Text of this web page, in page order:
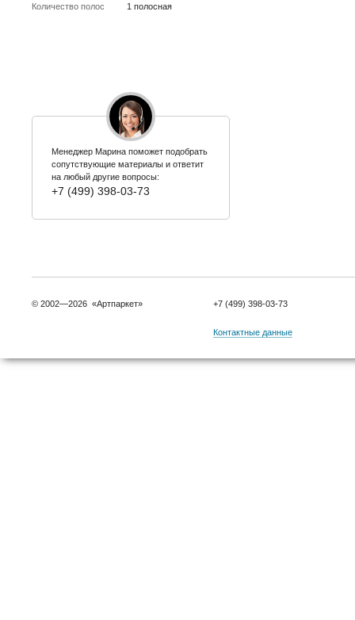
Количество полос
1 полосная
Менеджер Марина поможет подобрать
сопутствующие материалы и ответит
на любый другие вопросы:
+7 (499) 398-03-73
© 2002—2026 «Артпаркет» +7 (499) 398-03-73
Контактные данные